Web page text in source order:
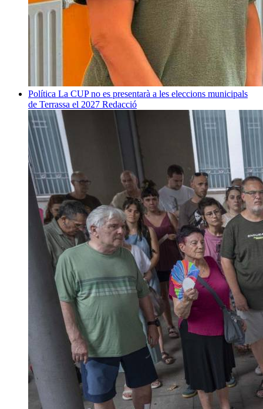
Política La CUP no es presentarà a les eleccions municipals
de Terrassa el 2027 Redacció